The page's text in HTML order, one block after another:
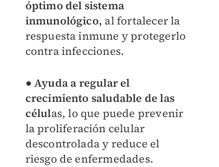
óptimo del sistema
inmunológico, al fortalecer la
respuesta inmune y protegerlo
contra infecciones.
● Ayuda a regular el
crecimiento saludable de las
células, lo que puede prevenir
la proliferación celular
descontrolada y reduce el
riesgo de enfermedades.